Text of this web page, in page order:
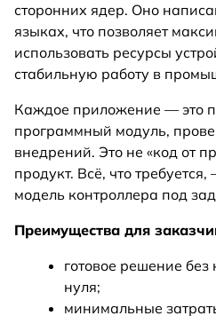
сторонних ядeр. Оно
языках, что позволяет
использовать ресурсы
стабильную работу в
Каждое приложение — это
программный модуль,
внедрений. Это не «код от
продукт. Всё, что
модель контроллера под
Преимущества для
готовое решение
нуля;
минимальные